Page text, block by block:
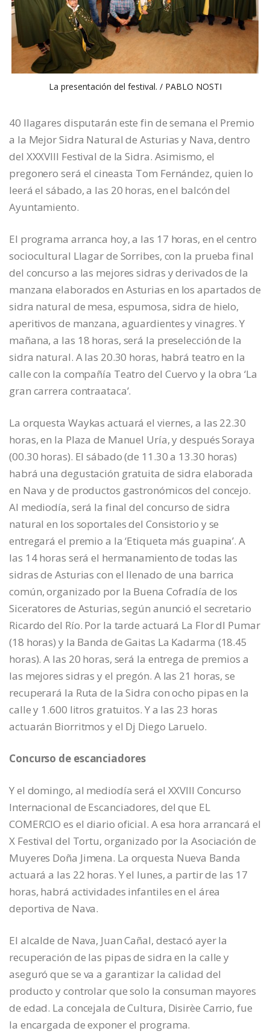
La presentación del festival. / PABLO NOSTI
40 llagares disputarán este fin de semana el Premio
a la Mejor Sidra Natural de Asturias y Nava, dentro
del XXXVIII Festival de la Sidra. Asimismo, el
pregonero será el cineasta Tom Fernández, quien lo
leerá el sábado, a las 20 horas, en el balcón del
Ayuntamiento.
El programa arranca hoy, a las 17 horas, en el centro
sociocultural Llagar de Sorribes, con la prueba final
del concurso a las mejores sidras y derivados de la
manzana elaborados en Asturias en los apartados de
sidra natural de mesa, espumosa, sidra de hielo,
aperitivos de manzana, aguardientes y vinagres. Y
mañana, a las 18 horas, será la preselección de la
sidra natural. A las 20.30 horas, habrá teatro en la
calle con la compañía Teatro del Cuervo y la obra ‘La
gran carrera contraataca’.
La orquesta Waykas actuará el viernes, a las 22.30
horas, en la Plaza de Manuel Uría, y después Soraya
(00.30 horas). El sábado (de 11.30 a 13.30 horas)
habrá una degustación gratuita de sidra elaborada
en Nava y de productos gastronómicos del concejo.
Al mediodía, será la final del concurso de sidra
natural en los soportales del Consistorio y se
entregará el premio a la ‘Etiqueta más guapina’. A
las 14 horas será el hermanamiento de todas las
sidras de Asturias con el llenado de una barrica
común, organizado por la Buena Cofradía de los
Siceratores de Asturias, según anunció el secretario
Ricardo del Río. Por la tarde actuará La Flor dl Pumar
(18 horas) y la Banda de Gaitas La Kadarma (18.45
horas). A las 20 horas, será la entrega de premios a
las mejores sidras y el pregón. A las 21 horas, se
recuperará la Ruta de la Sidra con ocho pipas en la
calle y 1.600 litros gratuitos. Y a las 23 horas
actuarán Biorritmos y el Dj Diego Laruelo.
Concurso de escanciadores
Y el domingo, al mediodía será el XXVIII Concurso
Internacional de Escanciadores, del que EL
COMERCIO es el diario oficial. A esa hora arrancará el
X Festival del Tortu, organizado por la Asociación de
Muyeres Doña Jimena. La orquesta Nueva Banda
actuará a las 22 horas. Y el lunes, a partir de las 17
horas, habrá actividades infantiles en el área
deportiva de Nava.
El alcalde de Nava, Juan Cañal, destacó ayer la
recuperación de las pipas de sidra en la calle y
aseguró que se va a garantizar la calidad del
producto y controlar que solo la consuman mayores
de edad. La concejala de Cultura, Disirèe Carrio, fue
la encargada de exponer el programa.